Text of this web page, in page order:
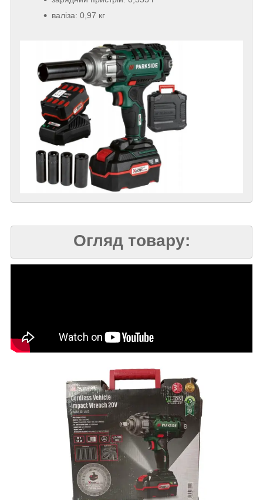
валіза: 0,97 кг
Огляд товару: